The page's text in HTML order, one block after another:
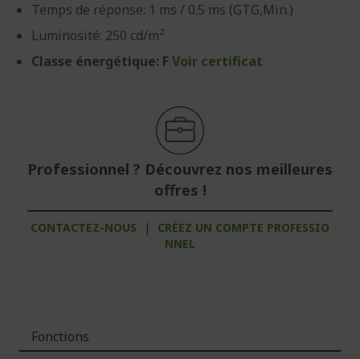
Temps de réponse: 1 ms / 0.5 ms (GTG,Min.)
Luminosité: 250 cd/m²
Classe énergétique: F Voir certificat
Professionnel ? Découvrez nos meilleures
offres !
CONTACTEZ-NOUS |
CRÉEZ UN COMPTE PROFESSIO
NNEL
Fonctions